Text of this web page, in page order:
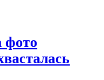
фото